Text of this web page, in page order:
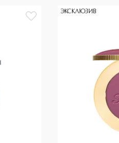
ЭКСКЛЮЗИВ